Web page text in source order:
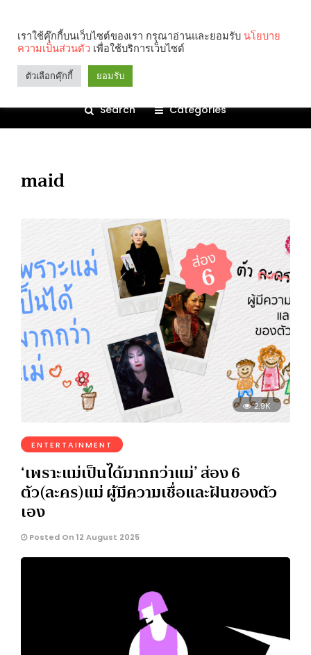
Search Categories
maid
2.9K
ENTERTAINMENT
‘เพราะแม่เป็นได้มากกว่าแม่’ ส่อง 6
ตัว(ละคร)แม่ ผู้มีความเชื่อและฝันของตัว
เอง
Posted On 12 August 2025
เราใช้คุ๊กกี้บนเว็บไซต์ของเรา กรุณาอ่านและยอมรับ นโยบาย
ความเป็นส่วนตัว เพื่อใช้บริการเว็บไซต์
ตัวเลือกคุ๊กกี้ ยอมรับ